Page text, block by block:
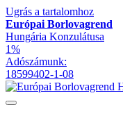
Ugrás a tartalomhoz
Európai Borlovagrend
Hungária Konzulátusa
1%
Adószámunk:
18599402-1-08